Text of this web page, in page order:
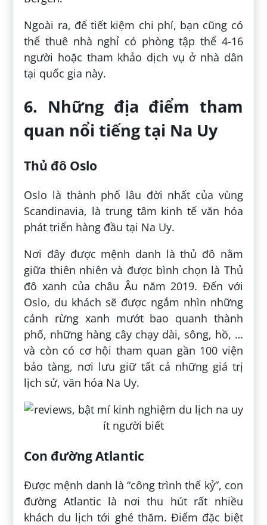
Ngoài ra, để tiết kiệm chi phí, bạn cũng có
thể thuê nhà nghỉ có phòng tập thể 4-16
người hoặc tham khảo dịch vụ ở nhà dân
tại quốc gia này.
6. Những địa điểm tham
quan nổi tiếng tại Na Uy
Thủ đô Oslo
Oslo là thành phố lâu đời nhất của vùng
Scandinavia, là trung tâm kinh tế văn hóa
phát triển hàng đầu tại Na Uy.
Nơi đây được mệnh danh là thủ đô nằm
giữa thiên nhiên và được bình chọn là Thủ
đô xanh của châu Âu năm 2019. Đến với
Oslo, du khách sẽ được ngắm nhìn những
cánh rừng xanh mướt bao quanh thành
phố, những hàng cây chạy dài, sông, hồ, …
và còn có cơ hội tham quan gần 100 viện
bảo tàng, nơi lưu giữ tất cả những giá trị
lịch sử, văn hóa Na Uy.
Con đường Atlantic
Được mệnh danh là “công trình thế kỷ”, con
đường Atlantic là nơi thu hút rất nhiều
khách du lịch tới ghé thăm. Điểm đặc biệt